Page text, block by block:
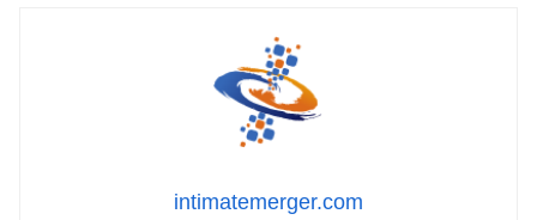
intimatemerger.com